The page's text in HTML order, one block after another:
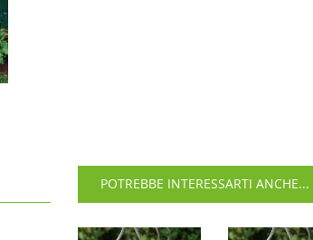
POTREBBE INTERESSARTI ANCHE...